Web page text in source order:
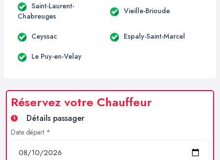
Saint-Laurent-
Chabreuges
Vieille-Brioude
Ceyssac Espaly-Saint-Marcel
Le Puy-en-Velay
Réservez votre Chauffeur
Détails passager
Date départ *